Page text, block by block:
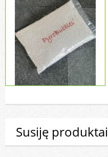
Susiję produktai